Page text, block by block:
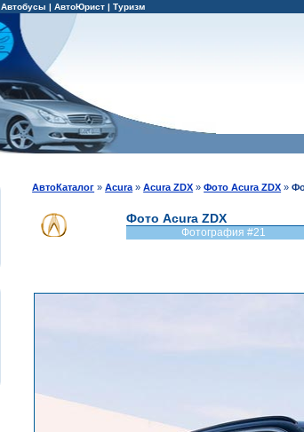
Автобусы | АвтоЮрист | Туризм
АвтоКаталог »Acura »Acura ZDX »Фото Acura ZDX »
Фото Acura ZDX
Фотография #21